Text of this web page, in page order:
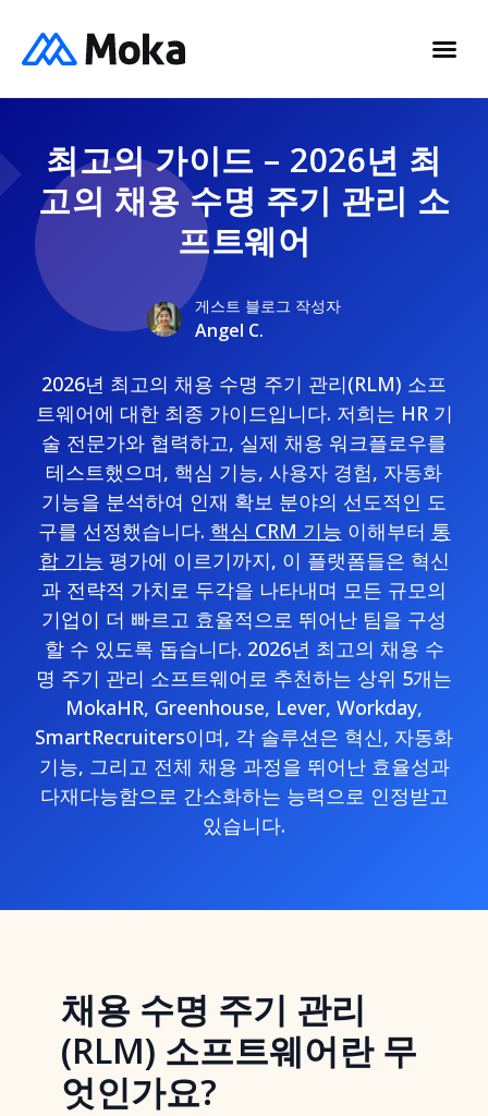
최고의 가이드 – 2026년 최
고의 채용 수명 주기 관리 소
프트웨어
게스트 블로그 작성자
Angel C.
2026년 최고의 채용 수명 주기 관리(RLM) 소프
트웨어에 대한 최종 가이드입니다. 저희는 HR 기
술 전문가와 협력하고, 실제 채용 워크플로우를
테스트했으며, 핵심 기능, 사용자 경험, 자동화
기능을 분석하여 인재 확보 분야의 선도적인 도
구를 선정했습니다. 핵심 CRM 기능 이해부터 통
합 기능 평가에 이르기까지, 이 플랫폼들은 혁신
과 전략적 가치로 두각을 나타내며 모든 규모의
기업이 더 빠르고 효율적으로 뛰어난 팀을 구성
할 수 있도록 돕습니다. 2026년 최고의 채용 수
명 주기 관리 소프트웨어로 추천하는 상위 5개는
MokaHR, Greenhouse, Lever, Workday,
SmartRecruiters이며, 각 솔루션은 혁신, 자동화
기능, 그리고 전체 채용 과정을 뛰어난 효율성과
다재다능함으로 간소화하는 능력으로 인정받고
있습니다.
채용 수명 주기 관리
(RLM) 소프트웨어란 무
엇인가요?